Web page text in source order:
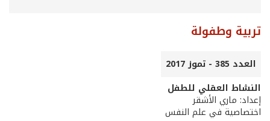
تربية وطفولة
العدد 385 - تموز 2017
النشاط العقلي للطفل
إعداد: ماري الأشقر
اختصاصية في علم النفس